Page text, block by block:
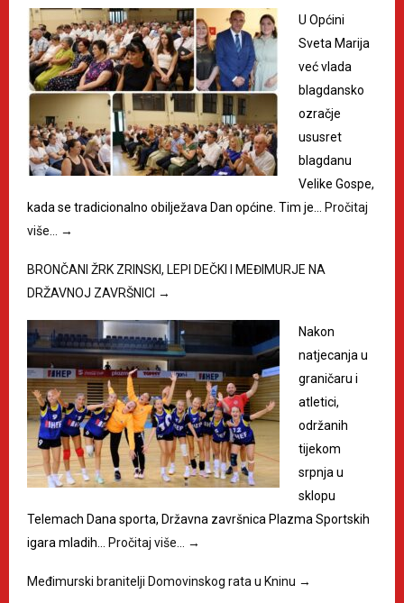
U Općini
Sveta Marija
već vlada
blagdansko
ozračje
ususret
blagdanu
Velike Gospe,
kada se tradicionalno obilježava Dan općine. Tim je… Pročitaj
više…
→
BRONČANI ŽRK ZRINSKI, LEPI DEČKI I MEĐIMURJE NA
DRŽAVNOJ ZAVRŠNICI →
Nakon
natjecanja u
graničaru i
atletici,
održanih
tijekom
srpnja u
sklopu
Telemach Dana sporta, Državna završnica Plazma Sportskih
igara mladih… Pročitaj više… →
Međimurski branitelji Domovinskog rata u Kninu →